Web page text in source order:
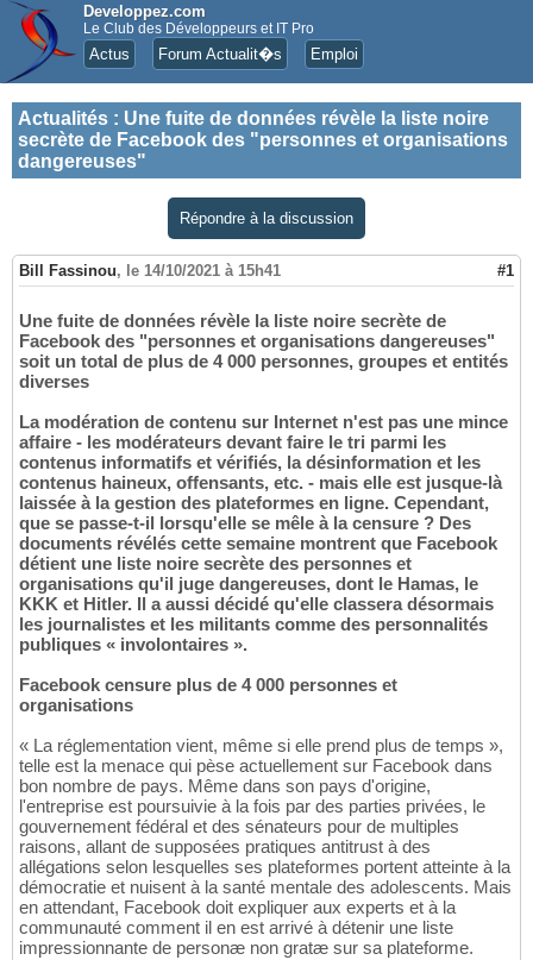
Developpez.com
Le Club des Développeurs et IT Pro
Actus Forum Actualit�s Emploi
Actualités : Une fuite de données révèle la liste noire
secrète de Facebook des "personnes et organisations
dangereuses"
Répondre à la discussion
Bill Fassinou, le 14/10/2021 à 15h41 #1
Une fuite de données révèle la liste noire secrète de
Facebook des "personnes et organisations dangereuses"
soit un total de plus de 4 000 personnes, groupes et entités
diverses
La modération de contenu sur Internet n'est pas une mince
affaire - les modérateurs devant faire le tri parmi les
contenus informatifs et vérifiés, la désinformation et les
contenus haineux, offensants, etc. - mais elle est jusque-là
laissée à la gestion des plateformes en ligne. Cependant,
que se passe-t-il lorsqu'elle se mêle à la censure ? Des
documents révélés cette semaine montrent que Facebook
détient une liste noire secrète des personnes et
organisations qu'il juge dangereuses, dont le Hamas, le
KKK et Hitler. Il a aussi décidé qu'elle classera désormais
les journalistes et les militants comme des personnalités
publiques « involontaires ».
Facebook censure plus de 4 000 personnes et
organisations
« La réglementation vient, même si elle prend plus de temps »,
telle est la menace qui pèse actuellement sur Facebook dans
bon nombre de pays. Même dans son pays d'origine,
l'entreprise est poursuivie à la fois par des parties privées, le
gouvernement fédéral et des sénateurs pour de multiples
raisons, allant de supposées pratiques antitrust à des
allégations selon lesquelles ses plateformes portent atteinte à la
démocratie et nuisent à la santé mentale des adolescents. Mais
en attendant, Facebook doit expliquer aux experts et à la
communauté comment il en est arrivé à détenir une liste
impressionnante de personæ non gratæ sur sa plateforme.